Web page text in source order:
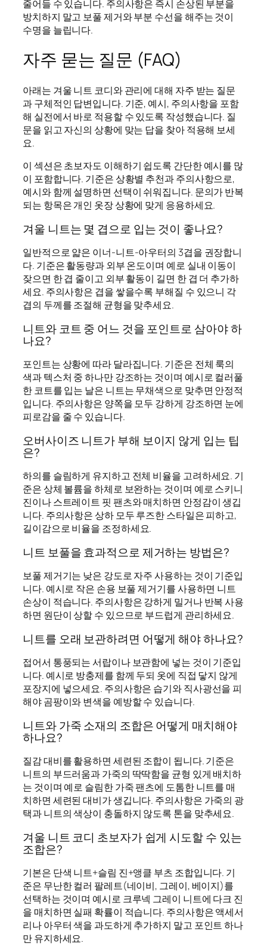
줄어들 수 있습니다. 주의사항은 즉시 손상된 부분을
방치하지 말고 보풀 제거와 부분 수선을 해주는 것이
수명을 늘립니다.
자주 묻는 질문 (FAQ)
아래는 겨울 니트 코디와 관리에 대해 자주 받는 질문
과 구체적인 답변입니다. 기준, 예시, 주의사항을 포함
해 실전에서 바로 적용할 수 있도록 작성했습니다. 질
문을 읽고 자신의 상황에 맞는 답을 찾아 적용해 보세
요.
이 섹션은 초보자도 이해하기 쉽도록 간단한 예시를 많
이 포함합니다. 기준은 상황별 추천과 주의사항으로,
예시와 함께 설명하면 선택이 쉬워집니다. 문의가 반복
되는 항목은 개인 옷장 상황에 맞게 응용하세요.
겨울 니트는 몇 겹으로 입는 것이 좋나요?
일반적으로 얇은 이너-니트-아우터의 3겹을 권장합니
다. 기준은 활동량과 외부 온도이며 예로 실내 이동이
잦으면 한 겹 줄이고 외부 활동이 길면 한 겹 더 추가하
세요. 주의사항은 겹을 쌓을수록 부해질 수 있으니 각
겹의 두께를 조절해 균형을 맞추세요.
니트와 코트 중 어느 것을 포인트로 삼아야 하
나요?
포인트는 상황에 따라 달라집니다. 기준은 전체 룩의
색과 텍스처 중 하나만 강조하는 것이며 예시로 컬러풀
한 코트를 입는 날은 니트는 무채색으로 맞추면 안정적
입니다. 주의사항은 양쪽을 모두 강하게 강조하면 눈에
피로감을 줄 수 있습니다.
오버사이즈 니트가 부해 보이지 않게 입는 팁
은?
하의를 슬림하게 유지하고 전체 비율을 고려하세요. 기
준은 상체 볼륨을 하체로 보완하는 것이며 예로 스키니
진이나 스트레이트 핏 팬츠와 매치하면 안정감이 생깁
니다. 주의사항은 상하 모두 루즈한 스타일은 피하고,
길이감으로 비율을 조정하세요.
니트 보풀을 효과적으로 제거하는 방법은?
보풀 제거기는 낮은 강도로 자주 사용하는 것이 기준입
니다. 예시로 작은 손용 보풀 제거기를 사용하면 니트
손상이 적습니다. 주의사항은 강하게 밀거나 반복 사용
하면 원단이 상할 수 있으므로 부드럽게 관리하세요.
니트를 오래 보관하려면 어떻게 해야 하나요?
접어서 통풍되는 서랍이나 보관함에 넣는 것이 기준입
니다. 예시로 방충제를 함께 두되 옷에 직접 닿지 않게
포장지에 넣으세요. 주의사항은 습기와 직사광선을 피
해야 곰팡이와 변색을 예방할 수 있습니다.
니트와 가죽 소재의 조합은 어떻게 매치해야
하나요?
질감 대비를 활용하면 세련된 조합이 됩니다. 기준은
니트의 부드러움과 가죽의 딱딱함을 균형 있게 배치하
는 것이며 예로 슬림한 가죽 팬츠에 도톰한 니트를 매
치하면 세련된 대비가 생깁니다. 주의사항은 가죽의 광
택과 니트의 색상이 충돌하지 않도록 톤을 맞추세요.
겨울 니트 코디 초보자가 쉽게 시도할 수 있는
조합은?
기본은 단색 니트+슬림 진+앵클 부츠 조합입니다. 기
준은 무난한 컬러 팔레트(네이비, 그레이, 베이지)를
선택하는 것이며 예시로 크루넥 그레이 니트에 다크 진
을 매치하면 실패 확률이 적습니다. 주의사항은 액세서
리나 아우터 색을 과도하게 추가하지 말고 포인트 하나
만 유지하세요.